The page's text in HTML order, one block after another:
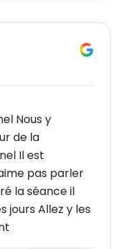
Nous y
de la
Il est
pas parler
la séance il
jours Allez y les